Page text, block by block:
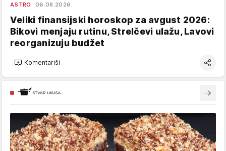
ASTRO 06.08.2026.
Veliki finansijski horoskop za avgust 2026:
Bikovi menjaju rutinu, Strelčevi ulažu, Lavovi
reorganizuju budžet
Komentariši